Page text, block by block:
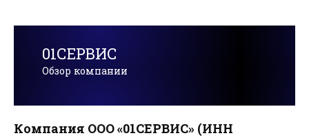
01СЕРВИС
Обзор компании
Компания ООО «01СЕРВИС» (ИНН